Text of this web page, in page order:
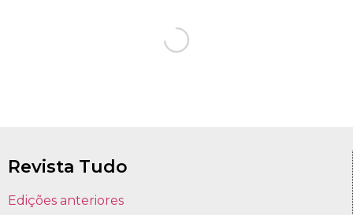
Revista Tudo
Edições anteriores